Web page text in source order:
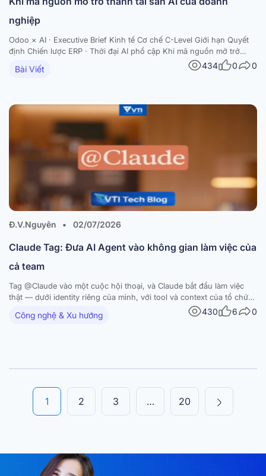
nghiệp
Odoo × AI · Executive Brief Kinh tế Cơ chế C-Level Giới hạn Quyết
định Chiến lược ERP · Thời đại AI phổ cập Khi mã nguồn mở trở
thành tài sản AI của doanh nghiệp Odoo Community miễn phí
không phải là điểm hấp dẫn nhất. Điểm hấp dẫn…
Bài Viết 434 0 0
Đ.V.Nguyên • 02/07/2026
Claude Tag: Đưa AI Agent vào không gian làm việc của
cả team
Tag @Claude vào một cuộc hội thoại, và Claude bắt đầu làm việc
thật — dưới identity riêng của mình, với tool và context của tổ chức
bạn. Từ “single-player” đến “multiplayer” Trong nhiều năm, cách
chúng ta làm việc với AI gần như không đổi về bản chất: một…
Công nghệ & Xu hướng 430 6 0
Posts
navigation
1 2 3 … 20